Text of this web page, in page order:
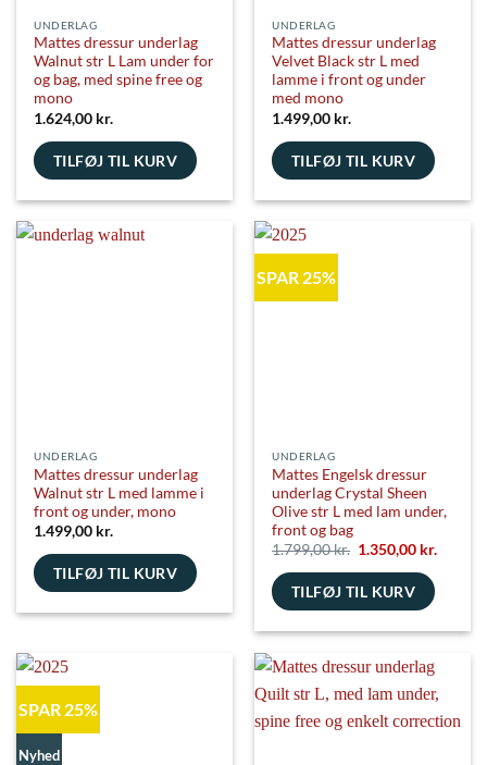
UNDERLAG
Mattes dressur underlag
Walnut str L Lam under for
og bag, med spine free og
mono
1.624,00 kr.
TILFØJ TIL KURV
UNDERLAG
Mattes dressur underlag
Velvet Black str L med
lamme i front og under
med mono
1.499,00 kr.
TILFØJ TIL KURV
UNDERLAG
Mattes dressur underlag
Walnut str L med lamme i
front og under, mono
1.499,00 kr.
TILFØJ TIL KURV
SPAR 25%
UNDERLAG
Mattes Engelsk dressur
underlag Crystal Sheen
Olive str L med lam under,
front og bag
1.799,00kr. Den
oprindelige
pris
var:
1.799,00 kr..
1.350,00 kr.Den
TILFØJ TIL KURV
SPAR 25%
Nyhed